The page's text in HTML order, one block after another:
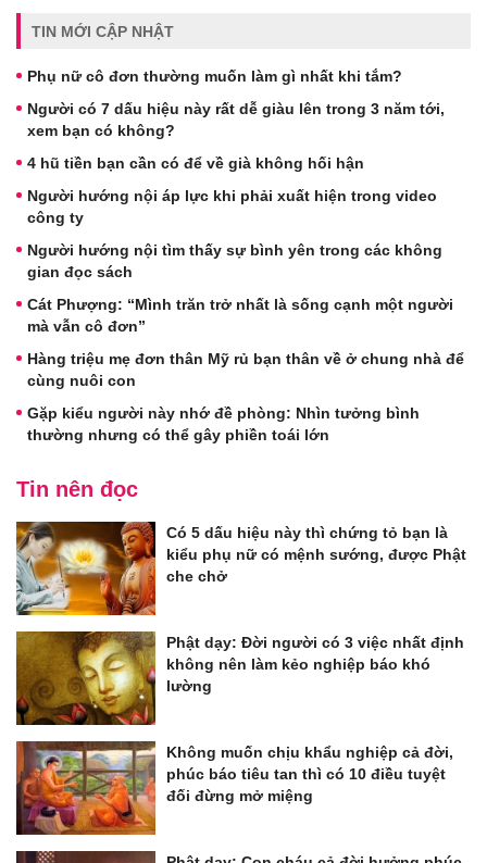
TIN MỚI CẬP NHẬT
Phụ nữ cô đơn thường muốn làm gì nhất khi tắm?
Người có 7 dấu hiệu này rất dễ giàu lên trong 3 năm tới,
xem bạn có không?
4 hũ tiền bạn cần có để về già không hối hận
Người hướng nội áp lực khi phải xuất hiện trong video
công ty
Người hướng nội tìm thấy sự bình yên trong các không
gian đọc sách
Cát Phượng: “Mình trăn trở nhất là sống cạnh một người
mà vẫn cô đơn”
Hàng triệu mẹ đơn thân Mỹ rủ bạn thân về ở chung nhà để
cùng nuôi con
Gặp kiểu người này nhớ đề phòng: Nhìn tưởng bình
thường nhưng có thể gây phiền toái lớn
Tin nên đọc
Có 5 dấu hiệu này thì chứng tỏ bạn là
kiểu phụ nữ có mệnh sướng, được Phật
che chở
Phật dạy: Đời người có 3 việc nhất định
không nên làm kẻo nghiệp báo khó
lường
Không muốn chịu khẩu nghiệp cả đời,
phúc báo tiêu tan thì có 10 điều tuyệt
đối đừng mở miệng